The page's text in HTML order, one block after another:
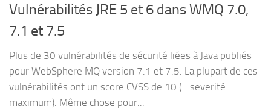
Vulnérabilités JRE 5 et 6 dans WMQ 7.0,
7.1 et 7.5
Plus de 30 vulnérabilités de sécurité liées à Java publiés
pour WebSphere MQ version 7.1 et 7.5. La plupart de ces
vulnérabilités ont un score CVSS de 10 (= severité
maximum). Même chose pour...